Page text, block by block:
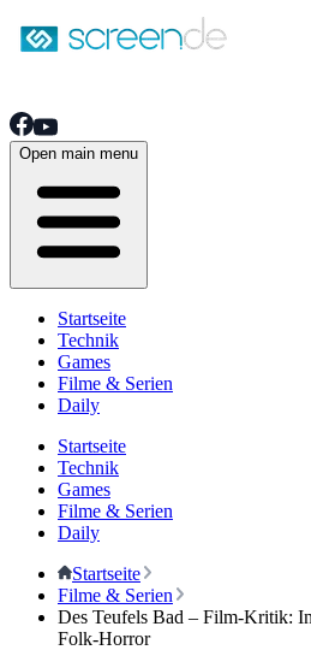
Open main menu
Startseite
Technik
Games
Filme & Serien
Daily
Startseite
Technik
Games
Filme & Serien
Daily
Startseite
Filme & Serien
Des Teufels Bad – Film-Kritik:
Folk-Horror